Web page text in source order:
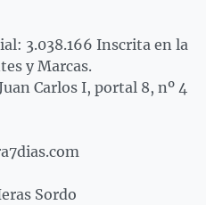
3.038.166 Inscrita en la
y Marcas.
Carlos I, portal 8, nº 4
Sordo